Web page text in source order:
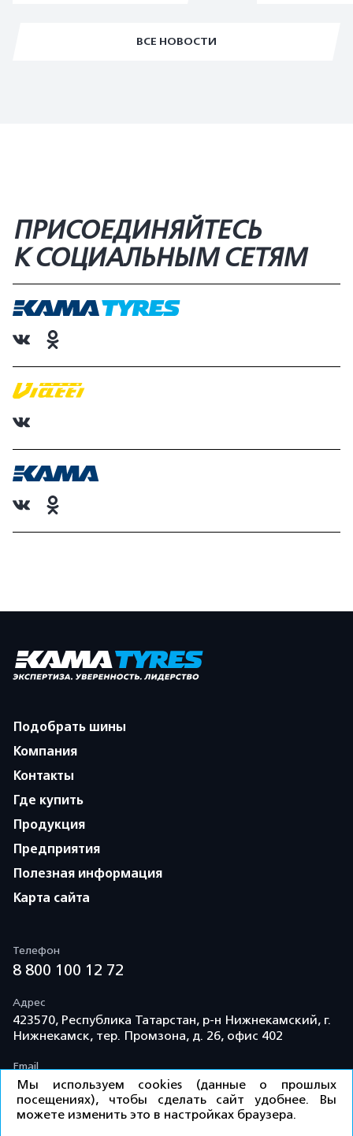
ВСЕ НОВОСТИ
ПРИСОЕДИНЯЙТЕСЬ
К СОЦИАЛЬНЫМ СЕТЯМ
Подобрать шины
Компания
Контакты
Где купить
Продукция
Предприятия
Полезная информация
Карта сайта
Телефон
8 800 100 12 72
Адрес
423570, Республика Татарстан, р-н Нижнекамский, г.
Нижнекамск, тер. Промзона, д. 26, офис 402
Email
info@td-kama.com
Мы используем cookies (данные о прошлых
посещениях), чтобы сделать сайт удобнее. Вы
можете изменить это в настройках браузера.